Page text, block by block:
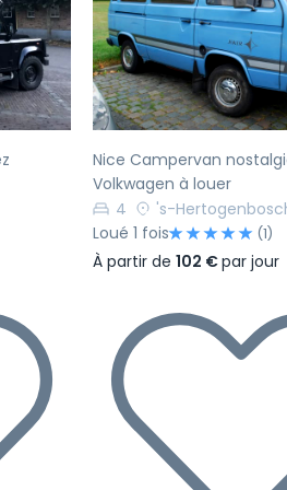
Suivant Précédent
Nice Campervan
Volkwagen à louer
4
's-
Loué 1 fois
(1)
À partir de102 €par jour